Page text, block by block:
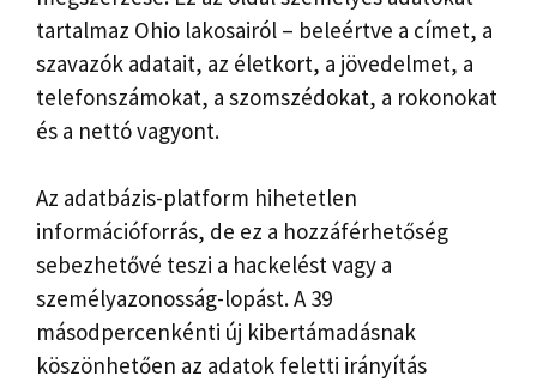
tartalmaz Ohio lakosairól – beleértve a címet, a
szavazók adatait, az életkort, a jövedelmet, a
telefonszámokat, a szomszédokat, a rokonokat
és a nettó vagyont.
Az adatbázis-platform hihetetlen
információforrás, de ez a hozzáférhetőség
sebezhetővé teszi a hackelést vagy a
személyazonosság-lopást. A 39
másodpercenkénti új kibertámadásnak
köszönhetően az adatok feletti irányítás